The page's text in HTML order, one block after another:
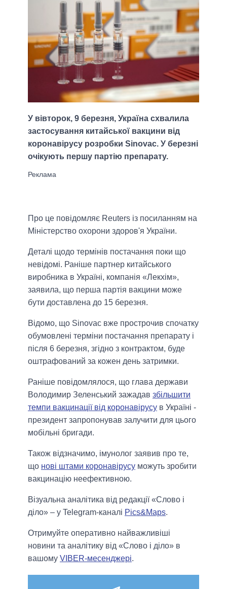
У вівторок, 9 березня, Україна схвалила
застосування китайської вакцини від
коронавірусу розробки Sinovac. У березні
очікують першу партію препарату.
Про це повідомляє Reuters із посиланням на
Міністерство охорони здоров'я України.
Деталі щодо термінів постачання поки що
невідомі. Раніше партнер китайського
виробника в Україні, компанія «Лекхім»,
заявила, що перша партія вакцини може
бути доставлена ​​до 15 березня.
Відомо, що Sinovac вже прострочив спочатку
обумовлені терміни постачання препарату і
після 6 березня, згідно з контрактом, буде
оштрафований за кожен день затримки.
Раніше повідомлялося, що глава держави
Володимир Зеленський зажадав збільшити
темпи вакцинації від коронавірусу в Україні -
президент запропонував залучити для цього
мобільні бригади.
Також відзначимо, імунолог заявив про те,
що нові штами коронавірусу можуть зробити
вакцинацію неефективною.
Візуальна аналітика від редакції «Слово і
діло» – у Telegram-каналі Pics&Maps.
Отримуйте оперативно найважливіші
новини та аналітику від «Слово і діло» в
вашому VIBER-месенджері.